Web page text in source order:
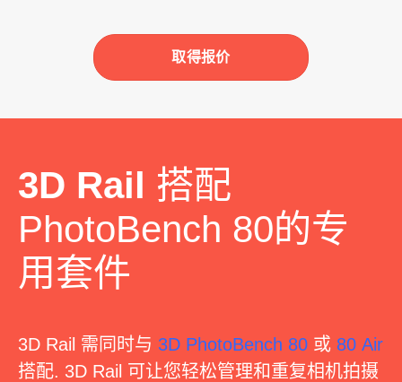
取得报价
3D Rail 搭配
PhotoBench 80的专
用套件
3D Rail 需同时与 3D PhotoBench 80 或 80 Air
搭配. 3D Rail 可让您轻松管理和重复相机拍摄